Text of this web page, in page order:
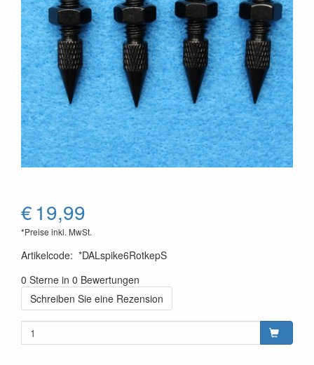
€19,99
*Preise inkl. MwSt.
Artikelcode: *DALspike6RotkepS
0 Sterne in 0 Bewertungen
Schreiben Sie eine Rezension